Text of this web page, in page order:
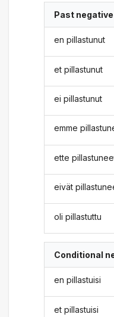
Past
en pillastunut
et pillastunut
ei pillastunut
emme
ette
eivät
oli pillastuttu
Conditional
en pillastuisi
et pillastuisi